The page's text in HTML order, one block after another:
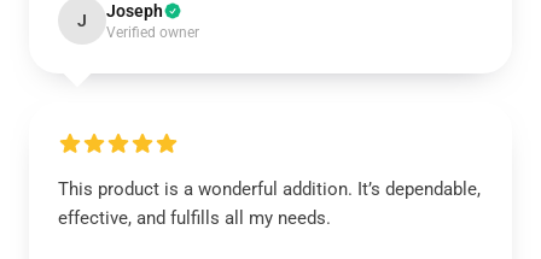
J Joseph
Verified owner
This product is a wonderful addition. It’s dependable,
effective, and fulfills all my needs.